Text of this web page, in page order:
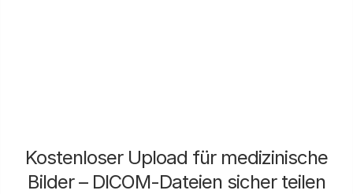
Kostenloser Upload für medizinische
Bilder – DICOM-Dateien sicher teilen